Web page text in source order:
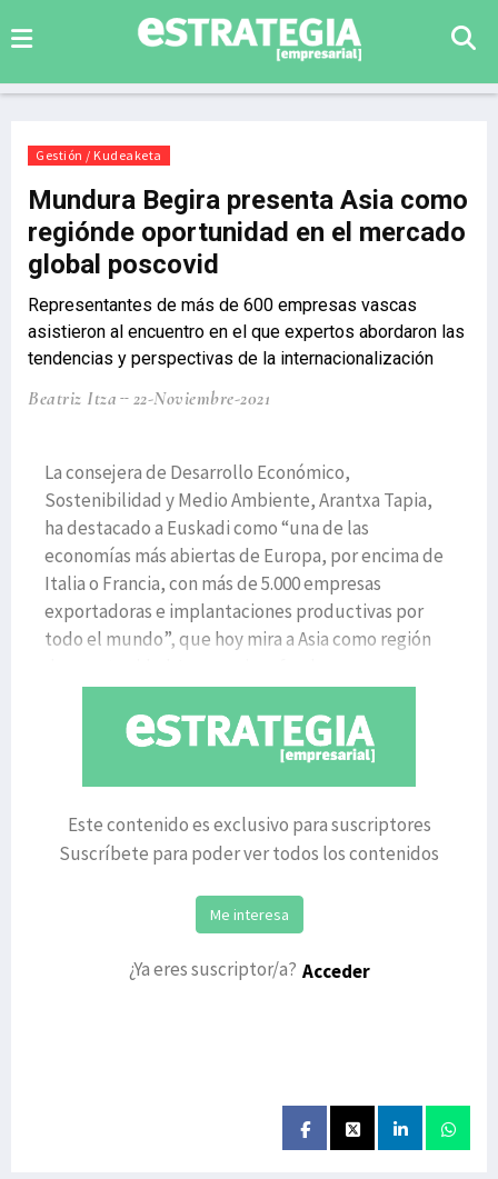
Gestión / Kudeaketa
Mundura Begira presenta Asia como
regiónde oportunidad en el mercado
global poscovid
Representantes de más de 600 empresas vascas
asistieron al encuentro en el que expertos abordaron las
tendencias y perspectivas de la internacionalización
Beatriz Itza 22-Noviembre-2021
La consejera de Desarrollo Económico,
Sostenibilidad y Medio Ambiente, Arantxa Tapia,
ha destacado a Euskadi como “una de las
economías más abiertas de Europa, por encima de
Italia o Francia, con más de 5.000 empresas
exportadoras e implantaciones productivas por
todo el mundo”, que hoy mira a Asia como región
Este contenido es exclusivo para suscriptores
Suscríbete para poder ver todos los contenidos
Me interesa
¿Ya eres suscriptor/a? Acceder